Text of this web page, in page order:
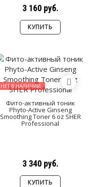
3 160 руб.
КУПИТЬ
НЕТ В НАЛИЧИИ
Фито-активный тоник
Phyto-Active Ginseng
Smoothing Toner 6 oz SHER
Professional
3 340 руб.
КУПИТЬ